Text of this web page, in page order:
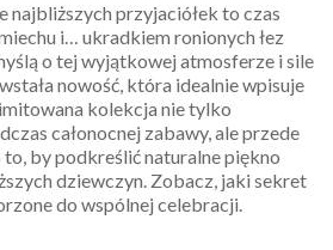
najbliższych przyjaciółek to czas
i… ukradkiem ronionych łez
o tej wyjątkowej atmosferze i sile
nowość, która idealnie wpisuje
kolekcja nie tylko
całonocnej zabawy, ale przede
by podkreślić naturalne piękno
dziewczyn. Zobacz, jaki sekret
do wspólnej celebracji.